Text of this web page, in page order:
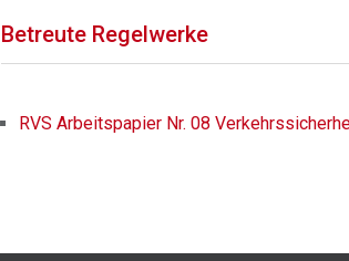
Betreute Regelwerke
RVS Arbeitspapier Nr. 08